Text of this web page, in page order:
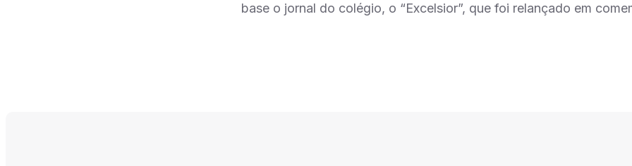
base o jornal do colégio, o “Excelsior”, que foi relançado em